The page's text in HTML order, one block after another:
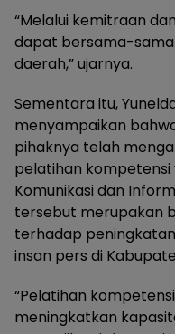
“Melalui kemitraan
dapat bersama-
daerah,” ujarnya.
Sementara itu,
menyampaikan
pihaknya telah
pelatihan kompetensi
Komunikasi dan
tersebut merupakan
terhadap
insan pers di
“Pelatihan
meningkatkan